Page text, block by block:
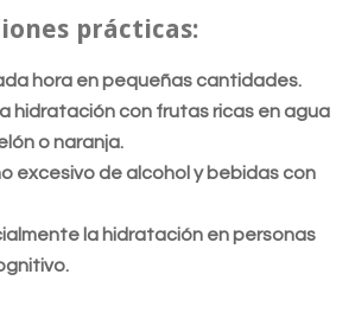
prácticas:
hora en pequeñas cantidades.
hidratación con frutas ricas en agua
o naranja.
excesivo de alcohol y bebidas con
la hidratación en personas